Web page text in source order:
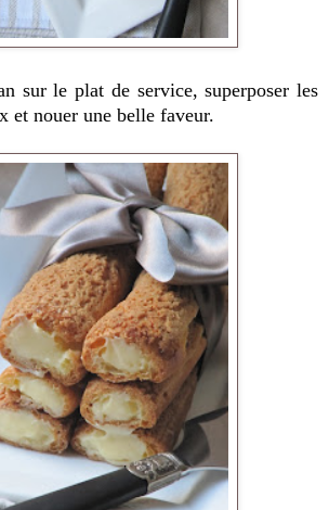
sur le plat de service, superposer les
et nouer une belle faveur.